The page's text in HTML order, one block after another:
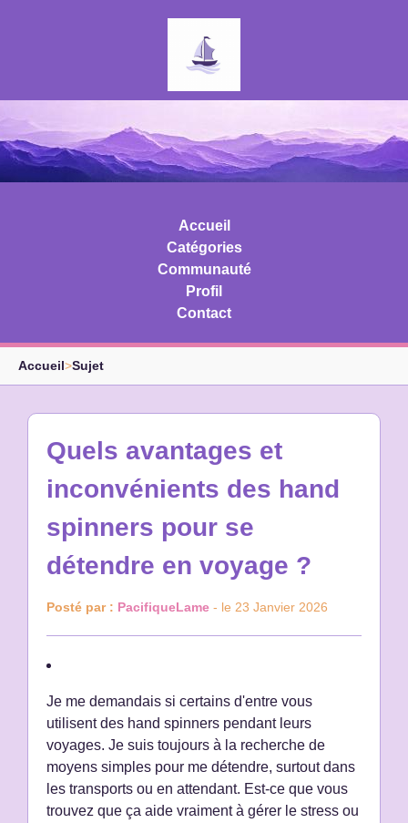
Accueil
Catégories
Communauté
Profil
Contact
Accueil>Sujet
Quels avantages et
inconvénients des hand
spinners pour se
détendre en voyage ?
Posté par : PacifiqueLame - le 23 Janvier 2026
Je me demandais si certains d'entre vous
utilisent des hand spinners pendant leurs
voyages. Je suis toujours à la recherche de
moyens simples pour me détendre, surtout dans
les transports ou en attendant. Est-ce que vous
trouvez que ça aide vraiment à gérer le stress ou